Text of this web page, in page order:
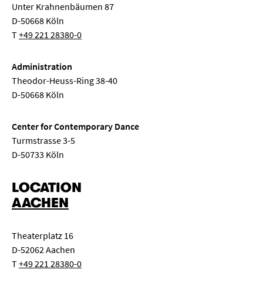
Unter Krahnenbäumen 87
D-50668 Köln
T+49 221 28380-0
Administration
Theodor-Heuss-Ring 38-40
D-50668 Köln
Center for Contemporary Dance
Turmstrasse 3-5
D-50733 Köln
LOCATION
AACHEN
Theaterplatz 16
D-52062 Aachen
T+49 221 28380-0